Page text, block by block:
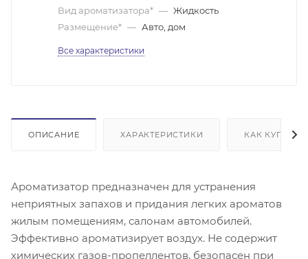
Вид ароматизатора* — Жидкость
Размещение* — Авто, дом
Все характеристики
ОПИСАНИЕ ХАРАКТЕРИСТИКИ КАК КУПИТЬ
Ароматизатор предназначен для устранения
неприятных запахов и придания легких ароматов
жилым помещениям, салонам автомобилей.
Эффективно ароматизирует воздух. Не содержит
химических газов-пропеллентов, безопасен при